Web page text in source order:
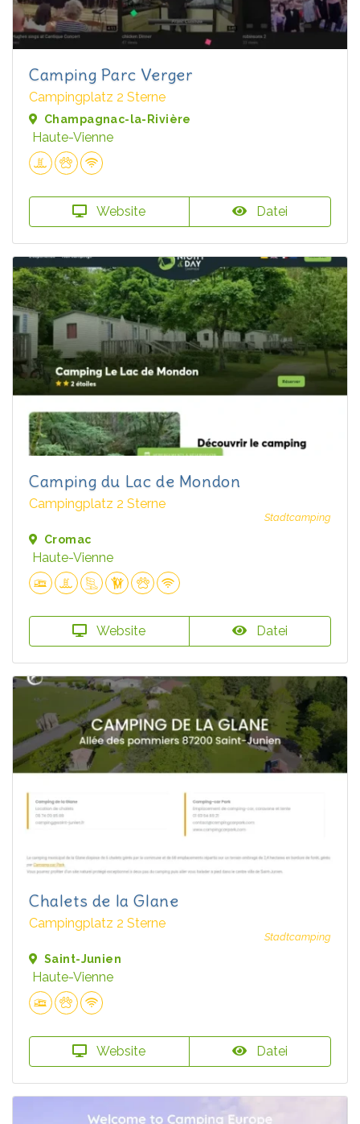
Camping Parc Verger
Campingplatz 2 Sterne
Champagnac-la-Rivière
Haute-Vienne
Website Datei
Camping du Lac de Mondon
Campingplatz 2 Sterne
Stadtcamping
Cromac
Haute-Vienne
Website Datei
Chalets de la Glane
Campingplatz 2 Sterne
Stadtcamping
Saint-Junien
Haute-Vienne
Website Datei